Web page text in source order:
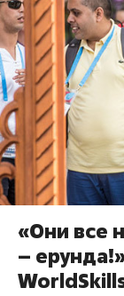
«Они все
–